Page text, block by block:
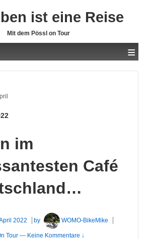
ist eine Reise
Mit dem Pössl on Tour
≡
im
Café
2022 by WOMO-BikeMike
Tour — Keine Kommentare ↓